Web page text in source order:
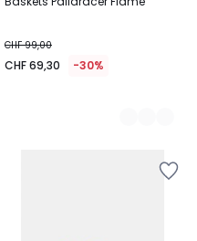
CHF 99,00
CHF 69,30 -30%
Couleurs